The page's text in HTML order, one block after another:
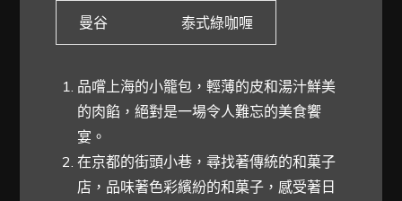
曼谷 泰式綠咖喱
品嚐上海的小籠包，輕薄的皮和湯汁鮮美
的肉餡，絕對是一場令人難忘的美食饗
宴。
在京都的街頭小巷，尋找著傳統的和菓子
店，品味著色彩繽紛的和菓子，感受著日